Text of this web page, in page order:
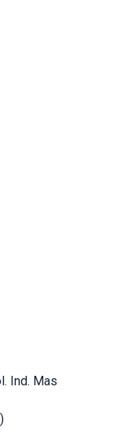
Ind. Mas